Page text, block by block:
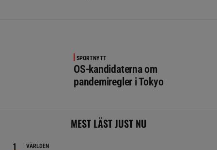
SPORTNYTT
OS-kandidaterna om
pandemiregler i Tokyo
MEST LÄST JUST NU
VÄRLDEN